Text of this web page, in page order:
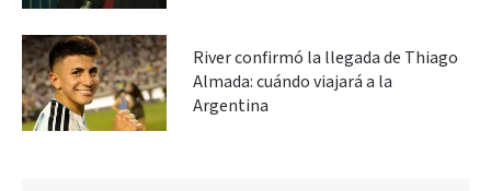
River confirmó la llegada de Thiago
Almada: cuándo viajará a la
Argentina